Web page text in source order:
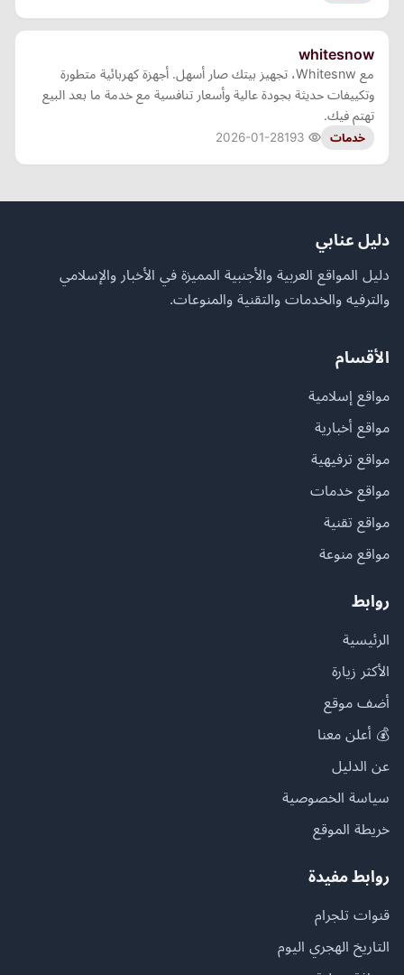
whitesnow
مع Whitesnw، تجهيز بيتك صار أسهل. أجهزة كهربائية متطورة
وتكييفات حديثة بجودة عالية وأسعار تنافسية مع خدمة ما بعد البيع
تهتم فيك.
خدمات 2026-01-28
دليل عنابي
دليل المواقع العربية والأجنبية المميزة في الأخبار والإسلامي
والترفيه والخدمات والتقنية والمنوعات.
الأقسام
مواقع إسلامية
مواقع أخبارية
مواقع ترفيهية
مواقع خدمات
مواقع تقنية
مواقع منوعة
روابط
الرئيسية
الأكثر زيارة
أضف موقع
💰 أعلن معنا
عن الدليل
سياسة الخصوصية
خريطة الموقع
روابط مفيدة
قنوات تلجرام
التاريخ الهجري اليوم